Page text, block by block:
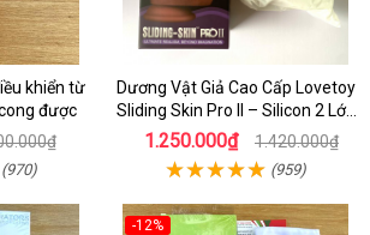
khiển từ
được
(970)
Dương Vật Giả Cao Cấp Lovetoy
Sliding Skin Pro II – Silicon 2 Lớp
Mềm Mịn, Rung Đa Tần Từ Xa
1.250.000₫ 1.420.000₫
(959)
-12%